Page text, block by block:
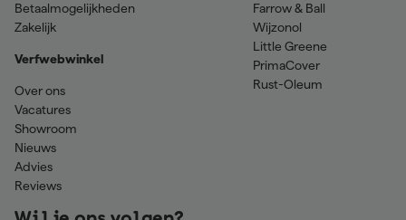
Betaalmogelijkheden
Zakelijk
Verfwebwinkel
Over ons
Vacatures
Showroom
Nieuws
Advies
Reviews
Farrow & Ball
Wijzonol
Little Greene
PrimaCover
Rust-Oleum